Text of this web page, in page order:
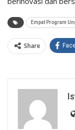
Empat Program
Share